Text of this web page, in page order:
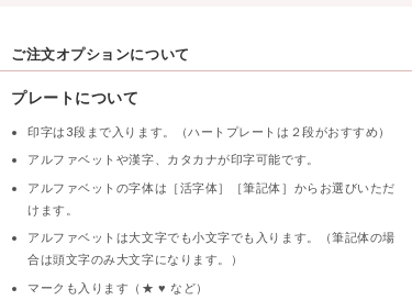
ご注文オプションについて
プレートについて
印字は3段まで入ります。（ハートプレートは２段がおすすめ）
アルファベットや漢字、カタカナが印字可能です。
アルファベットの字体は［活字体］［筆記体］からお選びいただ
けます。
アルファベットは大文字でも小文字でも入ります。（筆記体の場
合は頭文字のみ大文字になります。）
マークも入ります（★ ♥ など）